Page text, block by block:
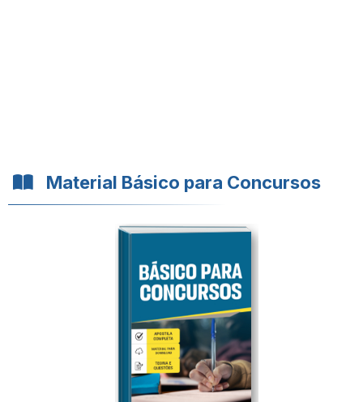
Material Básico para Concursos